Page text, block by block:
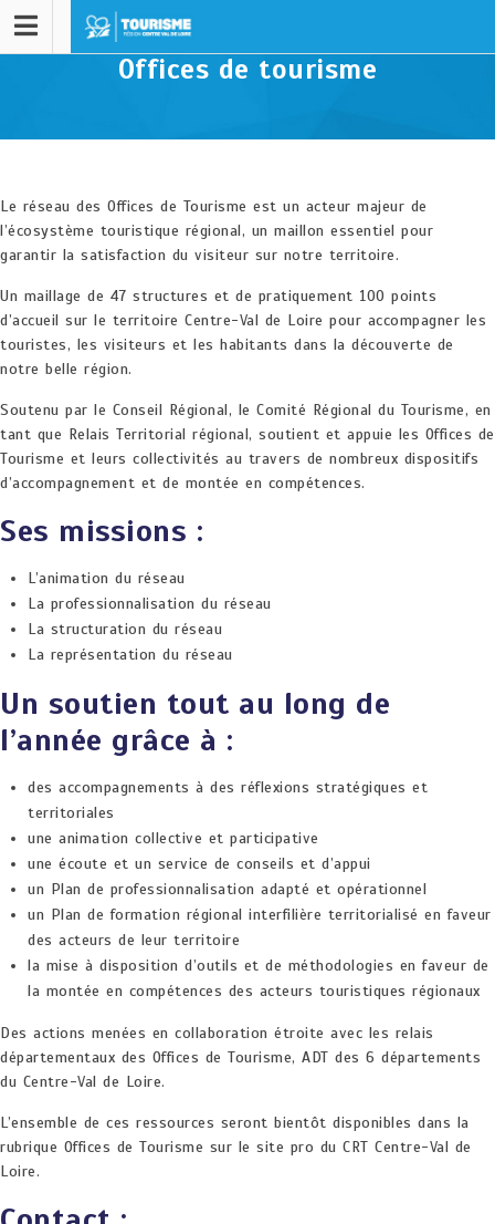
Offices de tourisme
Le réseau des Offices de Tourisme est un acteur majeur de
l’écosystème touristique régional, un maillon essentiel pour
garantir la satisfaction du visiteur sur notre territoire.
Un maillage de 47 structures et de pratiquement 100 points
d’accueil sur le territoire Centre-Val de Loire pour accompagner les
touristes, les visiteurs et les habitants dans la découverte de
notre belle région.
Soutenu par le Conseil Régional, le Comité Régional du Tourisme, en
tant que Relais Territorial régional, soutient et appuie les Offices de
Tourisme et leurs collectivités au travers de nombreux dispositifs
d’accompagnement et de montée en compétences.
Ses missions :
L’animation du réseau
La professionnalisation du réseau
La structuration du réseau
La représentation du réseau
Un soutien tout au long de
l’année grâce à :
des accompagnements à des réflexions stratégiques et
territoriales
une animation collective et participative
une écoute et un service de conseils et d’appui
un Plan de professionnalisation adapté et opérationnel
un Plan de formation régional interfilière territorialisé en faveur
des acteurs de leur territoire
la mise à disposition d’outils et de méthodologies en faveur de
la montée en compétences des acteurs touristiques régionaux
Des actions menées en collaboration étroite avec les relais
départementaux des Offices de Tourisme, ADT des 6 départements
du Centre-Val de Loire.
L’ensemble de ces ressources seront bientôt disponibles dans la
rubrique Offices de Tourisme sur le site pro du CRT Centre-Val de
Loire.